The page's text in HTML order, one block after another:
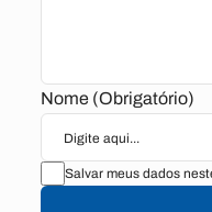
Nome (Obrigatório)
Salvar meus dados